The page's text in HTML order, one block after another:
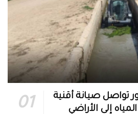
تواصل صيانة أقنية
إلى الأراضي